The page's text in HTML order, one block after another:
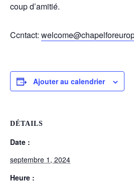
coup d’amitié.
Ccntact:
Ajouter au calendrier
DÉTAILS
Date :
septembre 1, 2024
Heure :